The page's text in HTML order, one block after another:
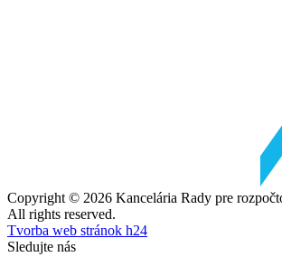
Copyright © 2026 Kancelária Rady pre
All rights reserved.
Tvorba web stránok h24
Sledujte nás